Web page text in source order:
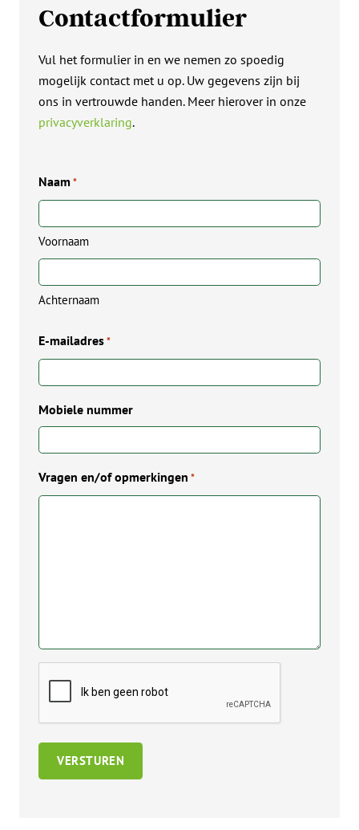
Contact­formulier
Vul het formulier in en we nemen zo spoedig
mogelijk contact met u op. Uw gegevens zijn bij
ons in vertrouwde handen. Meer hierover in onze
privacyverklaring.
Naam *
Voornaam
Achternaam
E-mailadres*
Mobiele nummer
Vragen en/of opmerkingen *